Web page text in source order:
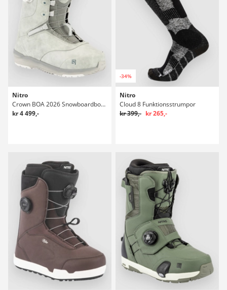
Nitro
Crown BOA 2026 Snowboardboots
kr 4 499,-
-34%
Nitro
Cloud 8 Funktionsstrumpor
kr 399,- kr 265,-